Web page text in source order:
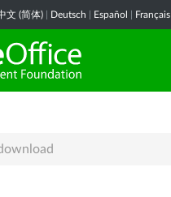
文 (简体) Deutsch Español Français